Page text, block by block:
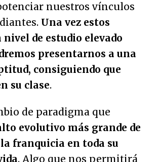
nuestros vínculos
Una vez estos
de estudio elevado
presentarnos a una
consiguiendo que
su clase.
de paradigma que
evolutivo más grande de
franquicia en toda su
. Algo que nos permitirá